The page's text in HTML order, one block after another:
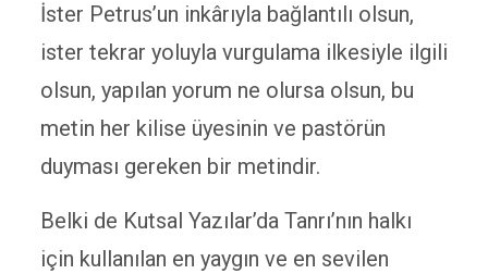
İster Petrus’un inkârıyla bağlantılı olsun,
ister tekrar yoluyla vurgulama ilkesiyle ilgili
olsun, yapılan yorum ne olursa olsun, bu
metin her kilise üyesinin ve pastörün
duyması gereken bir metindir.
Belki de Kutsal Yazılar’da Tanrı’nın halkı
için kullanılan en yaygın ve en sevilen